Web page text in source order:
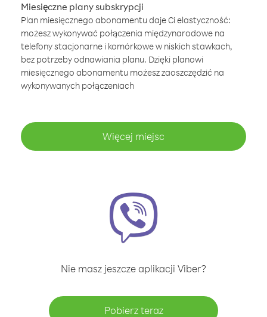
Miesięczne plany subskrypcji
Plan miesięcznego abonamentu daje Ci elastyczność:
możesz wykonywać połączenia międzynarodowe na
telefony stacjonarne i komórkowe w niskich stawkach,
bez potrzeby odnawiania planu. Dzięki planowi
miesięcznego abonamentu możesz zaoszczędzić na
wykonywanych połączeniach
Więcej miejsc
Nie masz jeszcze aplikacji Viber?
Pobierz teraz